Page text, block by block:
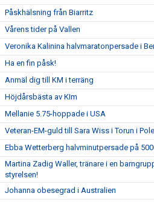
Påskhälsning från Biarritz
Vårens tider på Vallen
Veronika Kalinina halvmaratonpersade i
Ha en fin påsk!
Anmäl dig till KM i terräng
Höjdårsbästa av KIm
Mellanie 5.75-hoppade i USA
Veteran-EM-guld till Sara Wiss i Torun i
Ebba Wetterberg halvminutpersade på
Martina Zadig Waller, tränare i en
styrelsen!
Johanna obesegrad i Australien